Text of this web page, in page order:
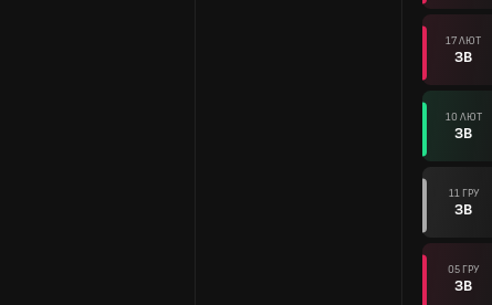
17 ЛЮТ
ЗВ
10 ЛЮТ
ЗВ
11 ГРУ
ЗВ
05 ГРУ
ЗВ